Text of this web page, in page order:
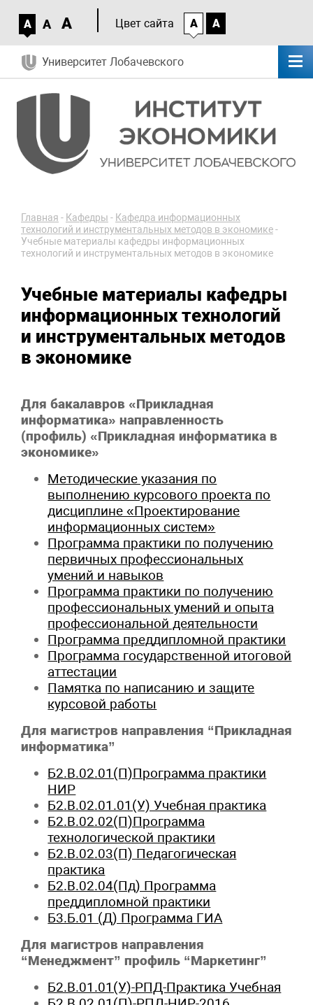
A A A Цвет сайта A A
Университет Лобачевского
Главная - Кафедры - Кафедра информационных
технологий и инструментальных методов в экономике-
Учебные материалы кафедры информационных
технологий и инструментальных методов в экономике
Учебные материалы кафедры
информационных технологий
и инструментальных методов
в экономике
Для бакалавров «Прикладная
информатика» направленность
(профиль) «Прикладная информатика в
экономике»
Методические указания по
выполнению курсового проекта по
дисциплине «Проектирование
информационных систем»
Программа практики по получению
первичных профессиональных
умений и навыков
Программа практики по получению
профессиональных умений и опыта
профессиональной деятельности
Программа преддипломной практики
Программа государственной итоговой
аттестации
Памятка по написанию и защите
курсовой работы
Для магистров направления “Прикладная
информатика”
Б2.В.02.01(П)Программа практики
НИР
Б2.В.02.01.01(У) Учебная практика
Б2.В.02.02(П)Программа
технологической практики
Б2.В.02.03(П) Педагогическая
практика
Б2.В.02.04(Пд) Программа
преддипломной практики
Б3.Б.01 (Д) Программа ГИА
Для магистров направления
“Менеджмент” профиль “Маркетинг”
Б2.В.01.01(У)-РПД-Практика Учебная